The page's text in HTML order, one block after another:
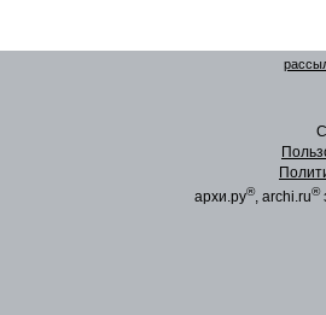
архи.ру®, archi.ru®